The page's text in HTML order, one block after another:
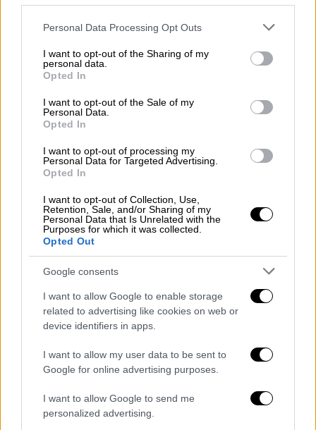
Please note that this website/app uses one or more Google
not limited to your visit or usage behaviour. You may click to
grant or deny consent to Google and its third-party tags to
use your data for below specified purposes in below Google
consent section.
Personal Data Processing Opt Outs
I want to opt-out of the Sharing of my
personal data.
Opted In
I want to opt-out of the Sale of my
Personal Data.
Opted In
I want to opt-out of processing my
Personal Data for Targeted Advertising.
Opted In
I want to opt-out of Collection, Use,
Retention, Sale, and/or Sharing of my
Personal Data that Is Unrelated with the
Purposes for which it was collected.
Opted Out
Google consents
I want to allow Google to enable storage
related to advertising like cookies on web or
device identifiers in apps.
I want to allow my user data to be sent to
Google for online advertising purposes.
I want to allow Google to send me
personalized advertising.
Στη συνέχεια των περιπετειών του
δημοσιογράφου από το Καζακστάν, τον
οποίο ενσαρκώνει οΣάσα Μπάρον Κoέν, ο
Ρούντι Τζουλιάνι δίνει συνέντευξη, σε ένα
πολυμήχανη κόρη του Μπόρατ, που
υποτίθεται είναι ανήλικη και την οποία
υποδύεται η Βουλγάρα ηθοποιός Μαρία
Μπακάλοβα.
σκηνή τελειώνει σε ένα κρεβάτι όπου ο
Τζουλιάνι βάζει το χέρι του στο παντελόνι
, χωρίς να φοβάται ότι η ντροπιαστική
αυτή στιγμή καταγράφεται από κρυφές
κάμερες. Ο δικηγόρος διαψεύδει κάθε
εξηγώντας ότι απλά βάζει το πουκάμισο
μέσα στο παντελόνι του.
Η σύντομη αυτή «εμφάνιση», τόσο
αξιομνημόνευτη όσο και ακούσια, είχε ως
αποτέλεσμα ο Ρούντι Τζουλιάνι να προταθεί
για το Βατόμουρο του «χειρότερου β΄